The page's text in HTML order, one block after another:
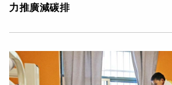
力推廣減碳排